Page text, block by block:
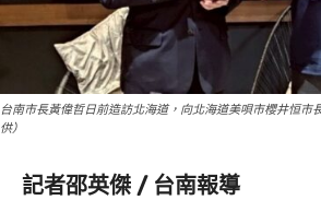
台南市長黃偉哲日前造訪北海道，向北海道美唄市櫻井恒市
供）
記者邵英傑 / 台南報導